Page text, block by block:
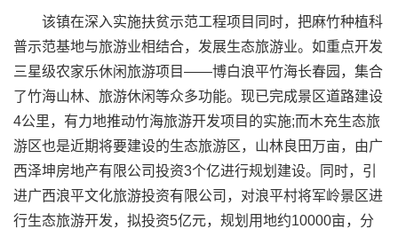
该镇在深入实施扶贫示范工程项目同时，把麻竹种植科
普示范基地与旅游业相结合，发展生态旅游业。如重点开发
三星级农家乐休闲旅游项目——博白浪平竹海长春园，集合
了竹海山林、旅游休闲等众多功能。现已完成景区道路建设
4公里，有力地推动竹海旅游开发项目的实施;而木充生态旅
游区也是近期将要建设的生态旅游区，山林良田万亩，由广
西泽坤房地产有限公司投资3个亿进行规划建设。同时，引
进广西浪平文化旅游投资有限公司，对浪平村将军岭景区进
行生态旅游开发，拟投资5亿元，规划用地约10000亩，分